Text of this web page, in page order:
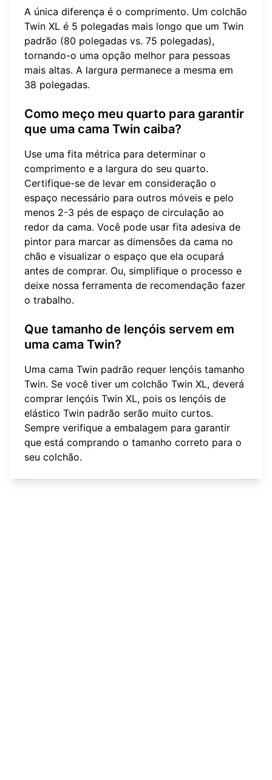
A única diferença é o comprimento. Um colchão
Twin XL é 5 polegadas mais longo que um Twin
padrão (80 polegadas vs. 75 polegadas),
tornando-o uma opção melhor para pessoas
mais altas. A largura permanece a mesma em
38 polegadas.
Como meço meu quarto para garantir
que uma cama Twin caiba?
Use uma fita métrica para determinar o
comprimento e a largura do seu quarto.
Certifique-se de levar em consideração o
espaço necessário para outros móveis e pelo
menos 2-3 pés de espaço de circulação ao
redor da cama. Você pode usar fita adesiva de
pintor para marcar as dimensões da cama no
chão e visualizar o espaço que ela ocupará
antes de comprar. Ou, simplifique o processo e
deixe nossa ferramenta de recomendação fazer
o trabalho.
Que tamanho de lençóis servem em
uma cama Twin?
Uma cama Twin padrão requer lençóis tamanho
Twin. Se você tiver um colchão Twin XL, deverá
comprar lençóis Twin XL, pois os lençóis de
elástico Twin padrão serão muito curtos.
Sempre verifique a embalagem para garantir
que está comprando o tamanho correto para o
seu colchão.